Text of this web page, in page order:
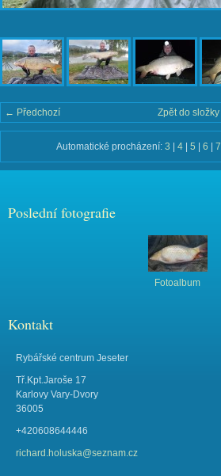
← Předchozí Zpět do složky
Automatické procházení: 3 | 4| 5 | 6 | 7
Poslední fotografie
Fotoalbum
Kontakt
Rybářské centrum Jeseter
Tř.Kpt.Jaroše 17
Karlovy Vary-Dvory
36005
+420608644446
richard.holuska@seznam.cz